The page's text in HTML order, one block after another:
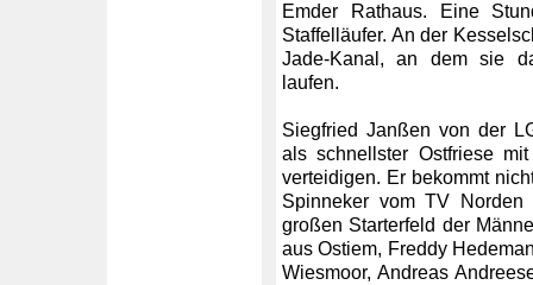
Emder Rathaus. Eine
Staffelläufer. An der
Jade-Kanal, an dem sie
laufen.
Siegfried Janßen von der
als schnellster Ostfriese
verteidigen. Er bekommt
Spinneker vom TV Norden
großen Starterfeld der
aus Ostiem, Freddy
Wiesmoor, Andreas